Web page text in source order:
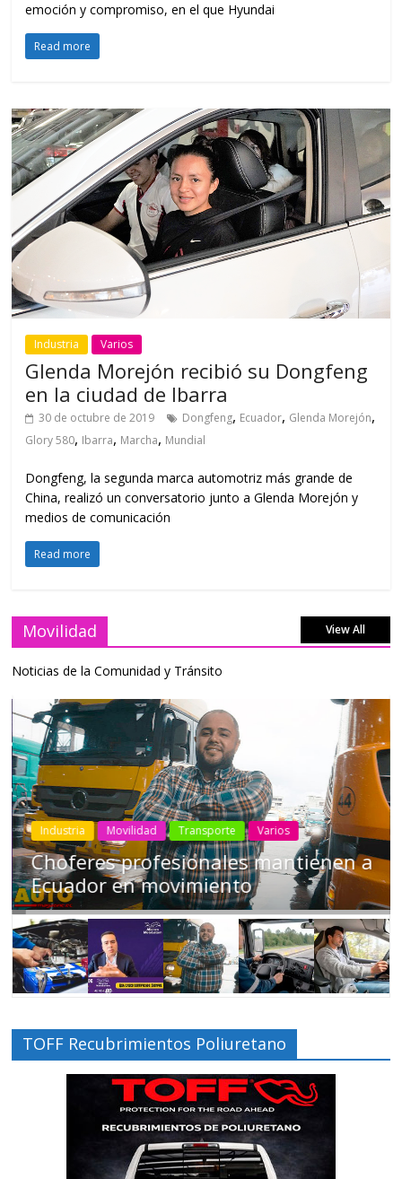
emoción y compromiso, en el que Hyundai
Read more
Industria Varios
Glenda Morejón recibió su Dongfeng
en la ciudad de Ibarra
30 de octubre de 2019 Dongfeng, Ecuador, Glenda Morejón,
Glory 580, Ibarra, Marcha, Mundial
Dongfeng, la segunda marca automotriz más grande de
China, realizó un conversatorio junto a Glenda Morejón y
medios de comunicación
Read more
Movilidad View All
Noticias de la Comunidad y Tránsito
Industria Movilidad Transporte Varios
Choferes profesionales mantienen a
Ecuador en movimiento
TOFF Recubrimientos Poliuretano